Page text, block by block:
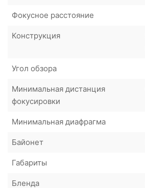
Фокусное расстояние
Конструкция
Угол обзора
Минимальная дистанция
фокусировки
Минимальная диафрагма
Байонет
Габариты
Бленда